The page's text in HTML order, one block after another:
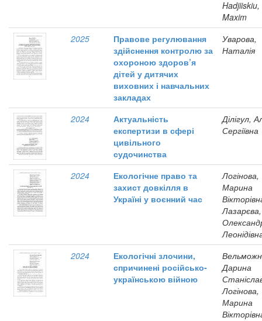
Hadjiiskiu,
Maxim
2025
Правове регулювання
здійснення контролю за
охороною здоров’я
дітей у дитячих
виховних і навчальних
закладах
Уварова,
Наталія
2024
Актуальність
експертизи в сфері
цивільного
судочинства
Ділігул,
Сергіївна
2024
Екологічне право та
захист довкілля в
Україні у воєнний час
Логінова,
Марина
Лазарєва,
2024
Екологічні злочини,
спричинені російсько-
українською війною
Дарина
Логінова,
Марина